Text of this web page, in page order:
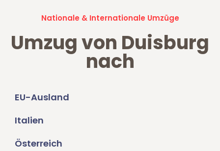
Nationale & Internationale Umzüge
Umzug von Duisburg
nach
EU-Ausland
Italien
Österreich